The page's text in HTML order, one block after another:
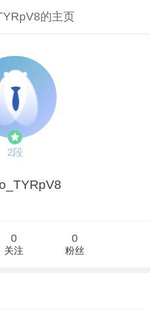
的主页
2段
0
关注
0
粉丝